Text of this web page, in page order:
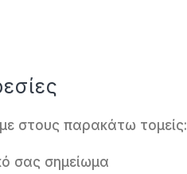
στους παρακάτω τομείς:
σας σημείωμα